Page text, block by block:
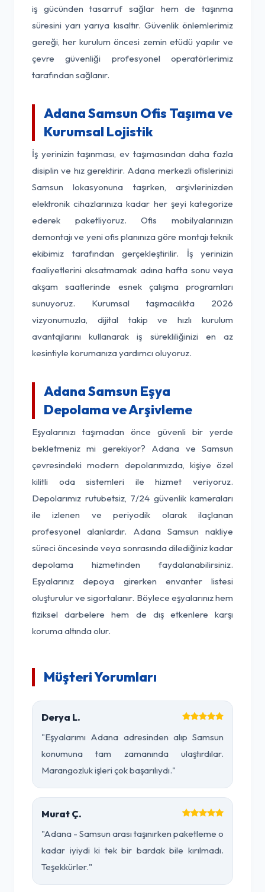
iş gücünden tasarruf sağlar hem de taşınma
süresini yarı yarıya kısaltır. Güvenlik önlemlerimiz
gereği, her kurulum öncesi zemin etüdü yapılır ve
çevre güvenliği profesyonel operatörlerimiz
tarafından sağlanır.
Adana Samsun Ofis Taşıma ve
Kurumsal Lojistik
İş yerinizin taşınması, ev taşımasından daha fazla
disiplin ve hız gerektirir. Adana merkezli ofislerinizi
Samsun lokasyonuna taşırken, arşivlerinizden
elektronik cihazlarınıza kadar her şeyi kategorize
ederek paketliyoruz. Ofis mobilyalarınızın
demontajı ve yeni ofis planınıza göre montajı teknik
ekibimiz tarafından gerçekleştirilir. İş yerinizin
faaliyetlerini aksatmamak adına hafta sonu veya
akşam saatlerinde esnek çalışma programları
sunuyoruz. Kurumsal taşımacılıkta 2026
vizyonumuzla, dijital takip ve hızlı kurulum
avantajlarını kullanarak iş sürekliliğinizi en az
kesintiyle korumanıza yardımcı oluyoruz.
Adana Samsun Eşya
Depolama ve Arşivleme
Eşyalarınızı taşımadan önce güvenli bir yerde
bekletmeniz mi gerekiyor? Adana ve Samsun
çevresindeki modern depolarımızda, kişiye özel
kilitli oda sistemleri ile hizmet veriyoruz.
Depolarımız rutubetsiz, 7/24 güvenlik kameraları
ile izlenen ve periyodik olarak ilaçlanan
profesyonel alanlardır. Adana Samsun nakliye
süreci öncesinde veya sonrasında dilediğiniz kadar
depolama hizmetinden faydalanabilirsiniz.
Eşyalarınız depoya girerken envanter listesi
oluşturulur ve sigortalanır. Böylece eşyalarınız hem
fiziksel darbelere hem de dış etkenlere karşı
koruma altında olur.
Müşteri Yorumları
Derya L.
"Eşyalarımı Adana adresinden alıp Samsun
konumuna tam zamanında ulaştırdılar.
Marangozluk işleri çok başarılıydı."
Murat Ç.
"Adana - Samsun arası taşınırken paketleme o
kadar iyiydi ki tek bir bardak bile kırılmadı.
Teşekkürler."